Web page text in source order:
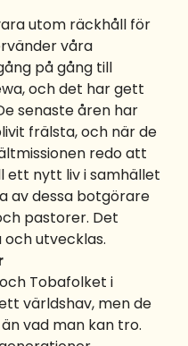
utom räckhåll för
våra
på gång till
och det har gett
senaste åren har
frälsta, och när de
redo att
ett nytt liv i samhället
av dessa botgörare
pastorer. Det
utvecklas.
Tobafolket i
världshav, men de
vad man kan tro.